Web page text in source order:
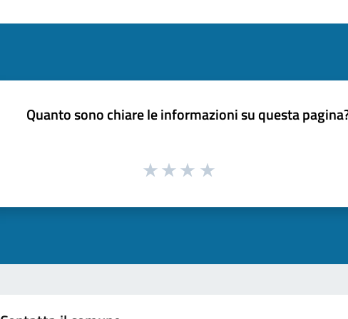
Quanto sono chiare le informazioni su questa